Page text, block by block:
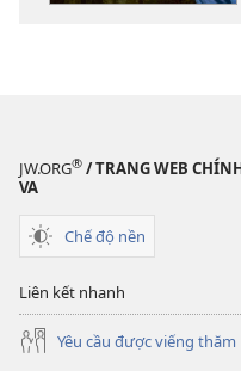
JW.ORG® / TRANG WEB
VA
Chế độ nền
Liên kết nhanh
Yêu cầu được viếng thăm